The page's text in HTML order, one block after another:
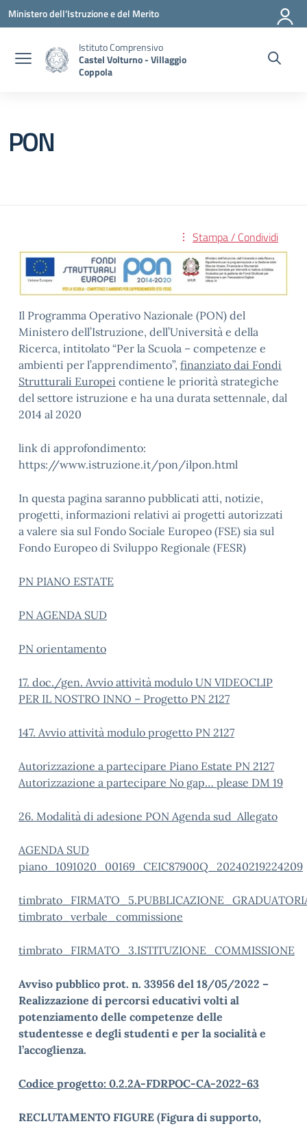
Vai ai contenuti
Vai al menu di navigazione
Vai al footer
Ministero dell'Istruzione e del Merito
Istituto Comprensivo
Castel Volturno - Villaggio
Coppola
PON
Stampa / Condividi
Il Programma Operativo Nazionale (PON) del
Ministero dell’Istruzione, dell’Università e della
Ricerca, intitolato “Per la Scuola – competenze e
ambienti per l’apprendimento”, finanziato dai Fondi
Strutturali Europei contiene le priorità strategiche
del settore istruzione e ha una durata settennale, dal
2014 al 2020
link di approfondimento:
https://www.istruzione.it/pon/ilpon.html
In questa pagina saranno pubblicati atti, notizie,
progetti, informazioni relativi ai progetti autorizzati
a valere sia sul Fondo Sociale Europeo (FSE) sia sul
Fondo Europeo di Sviluppo Regionale (FESR)
PN PIANO ESTATE
PN AGENDA SUD
PN orientamento
17. doc./gen. Avvio attività modulo UN VIDEOCLIP
PER IL NOSTRO INNO – Progetto PN 2127
147. Avvio attività modulo progetto PN 2127
Autorizzazione a partecipare Piano Estate PN 2127
Autorizzazione a partecipare No gap… please DM 19
26. Modalità di adesione PON Agenda sud Allegato
AGENDA SUD
piano_1091020_00169_CEIC87900Q_20240219224209
timbrato_verbale_commissione
timbrato_FIRMATO_3.ISTITUZIONE_COMMISSIONE
Avviso pubblico prot. n. 33956 del 18/05/2022 –
Realizzazione di percorsi educativi volti al
potenziamento delle competenze delle
studentesse e degli studenti e per la socialità e
l’accoglienza.
Codice progetto: 0.2.2A-FDRPOC-CA-2022-63
RECLUTAMENTO FIGURE (Figura di supporto,